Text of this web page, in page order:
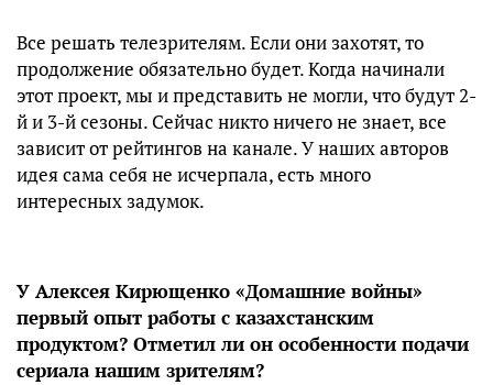
Все решать телезрителям. Если они захотят, то
продолжение обязательно будет. Когда начинали
этот проект, мы и представить не могли, что будут 2-
й и 3-й сезоны. Сейчас никто ничего не знает, все
зависит от рейтингов на канале. У наших авторов
идея сама себя не исчерпала, есть много
интересных задумок.
У Алексея Кирющенко «Домашние войны»
первый опыт работы с казахстанским
продуктом? Отметил ли он особенности подачи
сериала нашим зрителям?